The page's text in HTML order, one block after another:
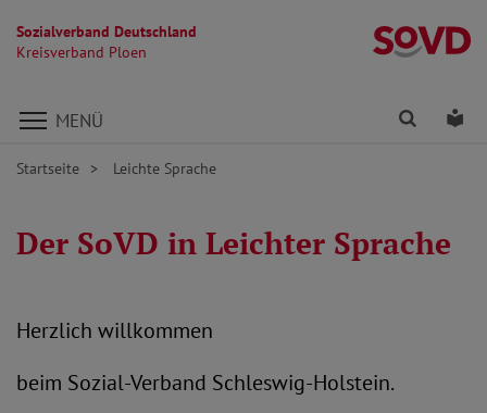
Sozialverband Deutschland
Kreisverband Ploen
Direkt zu den Inhalten springen
MENÜ Finden
Startseite Leichte Sprache
Der SoVD in Leichter Sprache
Herzlich willkommen
beim Sozial-Verband Schleswig-Holstein.